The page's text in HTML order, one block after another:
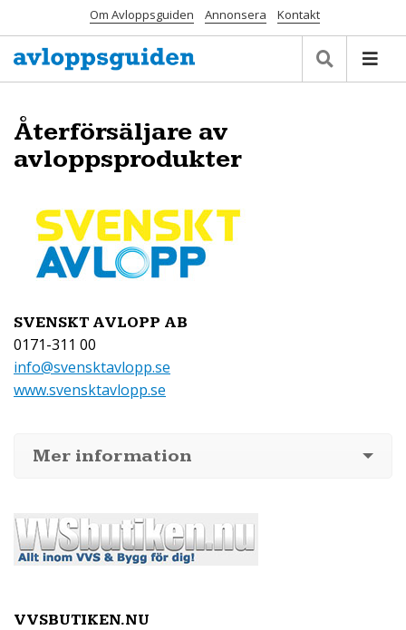
Om Avloppsguiden Annonsera Kontakt
Återförsäljare av
avloppsprodukter
SVENSKT AVLOPP AB
0171-311 00
info@svensktavlopp.se
www.svensktavlopp.se
Mer information
VVSBUTIKEN.NU